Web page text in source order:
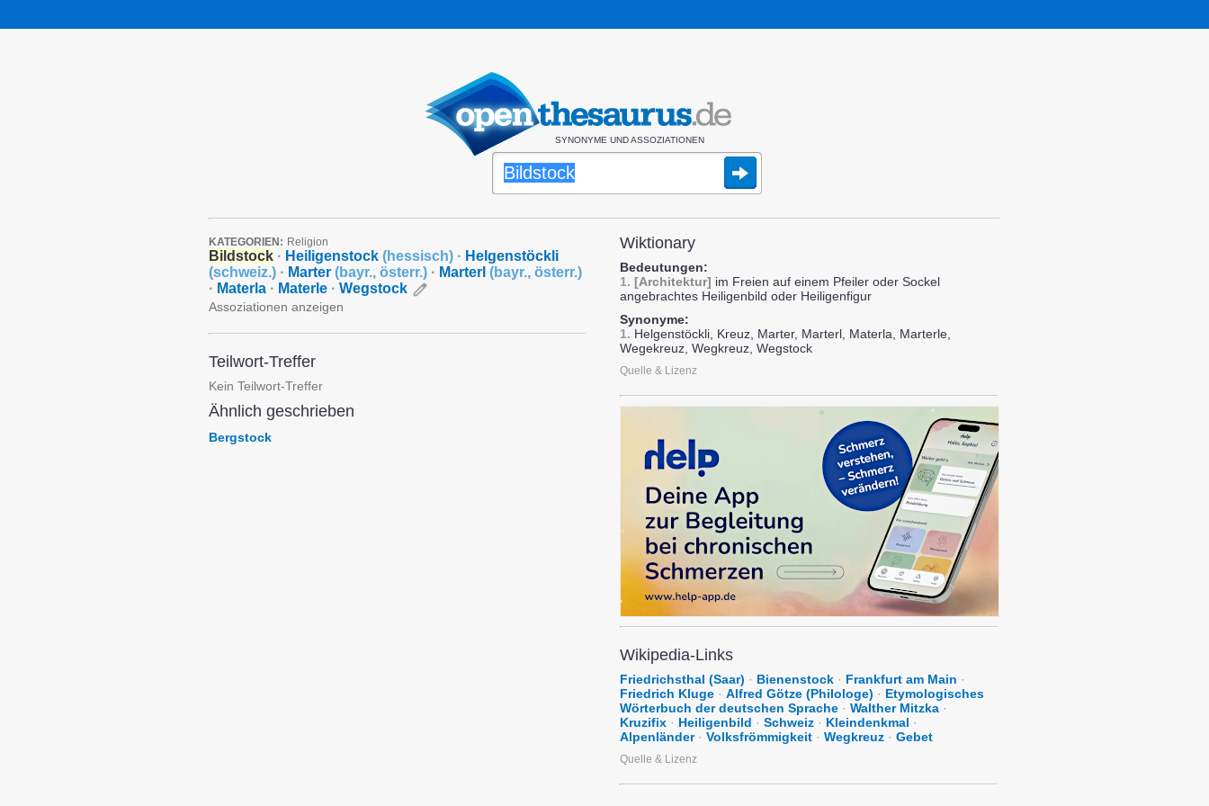
SYNONYME UND ASSOZIATIONEN
KATEGORIEN: Religion
Bildstock · Heiligenstock (hessisch) · Helgenstöckli
(schweiz.) · Marter (bayr., österr.) · Marterl (bayr., österr.)
· Materla · Materle · Wegstock
Assoziationen anzeigen
Teilwort-Treffer
Kein Teilwort-Treffer
Ähnlich geschrieben
Bergstock
Wiktionary
Bedeutungen:
1. [Architektur] im Freien auf einem Pfeiler oder Sockel
angebrachtes Heiligenbild oder Heiligenfigur
Synonyme:
1. Helgenstöckli, Kreuz, Marter, Marterl, Materla, Marterle,
Wegekreuz, Wegkreuz, Wegstock
Quelle & Lizenz
Wikipedia-Links
Friedrichsthal (Saar) · Bienenstock · Frankfurt am Main ·
Friedrich Kluge · Alfred Götze (Philologe) · Etymologisches
Wörterbuch der deutschen Sprache · Walther Mitzka ·
Kruzifix · Heiligenbild · Schweiz · Kleindenkmal ·
Alpenländer· Volksfrömmigkeit · Wegkreuz · Gebet
Quelle & Lizenz